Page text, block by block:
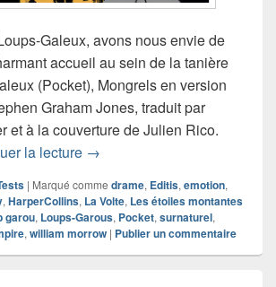
Galeux, avons nous envie de
accueil au sein de la tanière
(Pocket), Mongrels en version
Graham Jones, traduit par
et à la couverture de Julien Rico.
la lecture Chronique roman Galeux
→
| Marqué comme drame, Editis, emotion,
, HarperCollins, La Volte, Les étoiles montantes
garou, Loups-Garous, Pocket, surnaturel,
, william morrow | Publier un commentaire